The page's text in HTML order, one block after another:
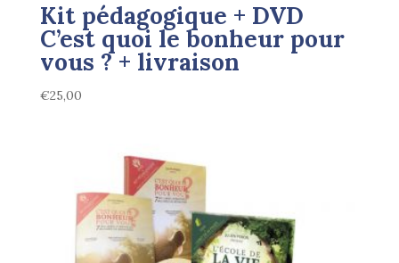
Kit pédagogique + DVD
C’est quoi le bonheur pour
vous ? + livraison
€25,00